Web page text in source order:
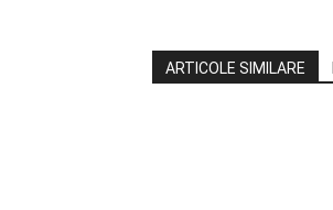
ARTICOLE SIMILARE